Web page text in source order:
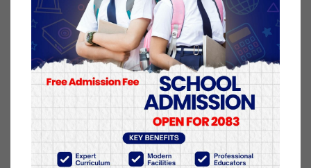
शंकर पोखरेल
उपमहासचिव :
प्रदीप ज्ञवाली
सचिव :